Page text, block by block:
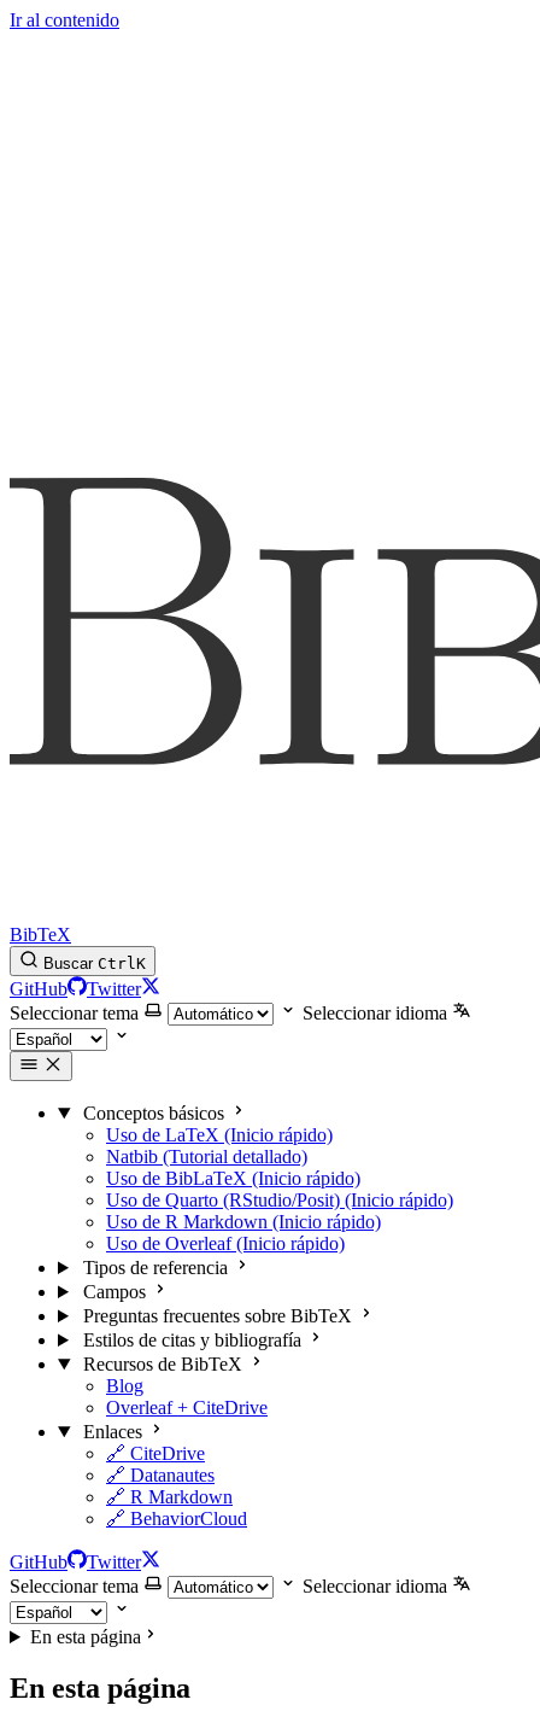
Ir al contenido
BibTeX
Buscar CtrlK
GitHub
Twitter
Seleccionar tema
Seleccionar idioma
Conceptos básicos
Uso de LaTeX (Inicio rápido)
Natbib (Tutorial detallado)
Uso de BibLaTeX (Inicio rápido)
Uso de Quarto (RStudio/Posit) (Inicio rápido)
Uso de R Markdown (Inicio rápido)
Uso de Overleaf (Inicio rápido)
Tipos de referencia
Campos
Preguntas frecuentes sobre BibTeX
Estilos de citas y bibliografía
Recursos de BibTeX
Blog
Overleaf + CiteDrive
Enlaces
🔗 CiteDrive
🔗 Datanautes
🔗 R Markdown
🔗 BehaviorCloud
GitHub
Twitter
Seleccionar tema
Seleccionar idioma
En esta página
En esta página